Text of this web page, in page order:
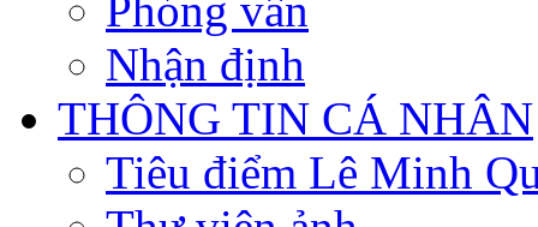
Nhận định
THÔNG TIN CÁ NHÂN
Tiêu điểm Lê Minh